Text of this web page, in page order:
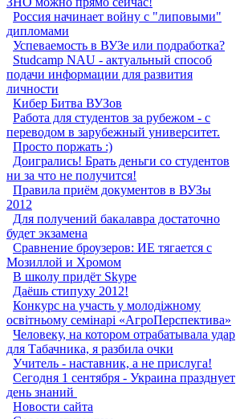
Россия начинает войну с "липовыми"
дипломами
Успеваемость в ВУЗе или подработка?
Studcamp NAU - актуальный способ
подачи информации для развития
личности
Кибер Битва ВУЗов
Работа для студентов за рубежом - с
переводом в зарубежный университет.
Просто поржать :)
Доигрались! Брать деньги со студентов
ни за что не получится!
Правила приём документов в ВУЗы
2012
Для получений бакалавра достаточно
будет экзамена
Сравнение броузеров: ИЕ тягается с
Мозиллой и Хромом
В школу придёт Skype
Даёшь стипуху 2012!
Конкурс на участь у молодіжному
освітньому семінарі «АгроПерспектива»
Человеку, на котором отрабатывала удар
для Табачника, я разбила очки
Учитель - наставник, а не прислуга!
Сегодня 1 сентября - Украина празднует
день знаний ‎
Новости сайта